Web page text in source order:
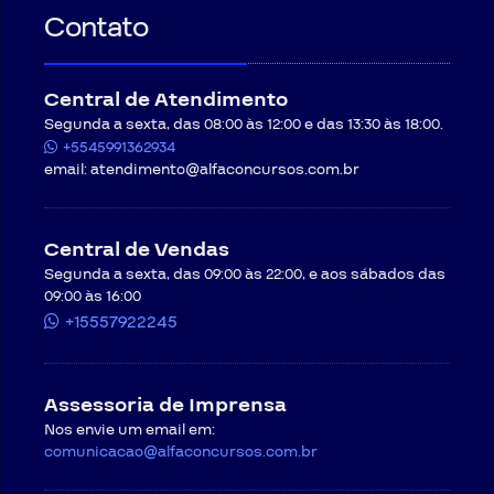
Contato
Central de Atendimento
Segunda a sexta, das 08:00 às 12:00 e das 13:30 às 18:00.
+5545991362934
email:atendimento@alfaconcursos.com.br
Central de Vendas
Segunda a sexta, das 09:00 às 22:00, e aos sábados das
09:00 às 16:00
+15557922245
Assessoria de Imprensa
Nos envie um email em:
comunicacao@alfaconcursos.com.br